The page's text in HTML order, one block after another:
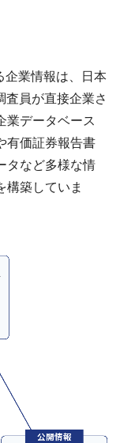
企業情報は、日本
査員が直接企業さ
業データベース
有価証券報告書
タなど多様な情
構築していま